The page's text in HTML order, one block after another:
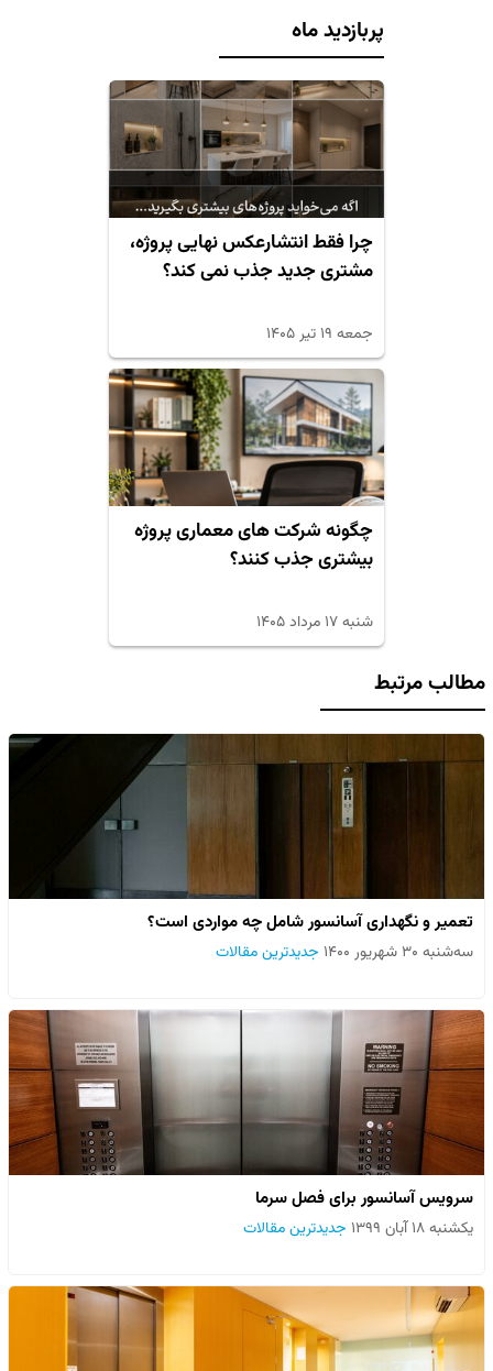
پربازدید ماه
چرا فقط انتشارعکس نهایی پروژه،
مشتری جدید جذب نمی کند؟
جمعه ۱۹ تیر ۱۴۰۵
چگونه شرکت های معماری پروژه
بیشتری جذب کنند؟
شنبه ۱۷ مرداد ۱۴۰۵
مطالب مرتبط
تعمیر و نگهداری آسانسور شامل چه مواردی است؟
سه‌شنبه ۳۰ شهریور ۱۴۰۰ جدیدترین مقالات
سرویس آسانسور برای فصل سرما
یکشنبه ۱۸ آبان ۱۳۹۹ جدیدترین مقالات